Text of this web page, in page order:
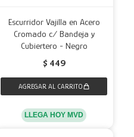
Escurridor Vajilla en Acero
Cromado c/ Bandeja y
Cubiertero - Negro
$ 449
LLEGA HOY MVD